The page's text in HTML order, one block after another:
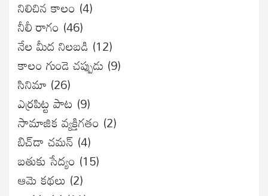
నిలిచిన కాలం (4)
నీలీ రాగం (46)
నేల మీద నిలబడి (12)
కాలం గుండె చప్పుడు (9)
సినిమా (26)
ఎర్రపిట్ట పాట (9)
సామాజిక వ్యక్తిగతం (2)
బిచ్‌డా చమన్ (4)
బతుకు సేద్యం (15)
ఆమె కథలు (2)